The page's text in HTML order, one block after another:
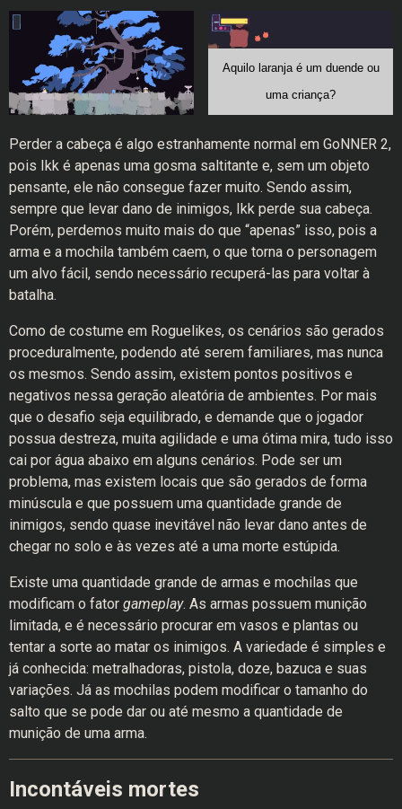
Aquilo laranja é um duende ou
uma criança?
Perder a cabeça é algo estranhamente normal em GoNNER 2,
pois Ikk é apenas uma gosma saltitante e, sem um objeto
pensante, ele não consegue fazer muito. Sendo assim,
sempre que levar dano de inimigos, Ikk perde sua cabeça.
Porém, perdemos muito mais do que “apenas” isso, pois a
arma e a mochila também caem, o que torna o personagem
um alvo fácil, sendo necessário recuperá-las para voltar à
batalha.
Como de costume em Roguelikes, os cenários são gerados
proceduralmente, podendo até serem familiares, mas nunca
os mesmos. Sendo assim, existem pontos positivos e
negativos nessa geração aleatória de ambientes. Por mais
que o desafio seja equilibrado, e demande que o jogador
possua destreza, muita agilidade e uma ótima mira, tudo isso
cai por água abaixo em alguns cenários. Pode ser um
problema, mas existem locais que são gerados de forma
minúscula e que possuem uma quantidade grande de
inimigos, sendo quase inevitável não levar dano antes de
chegar no solo e às vezes até a uma morte estúpida.
Existe uma quantidade grande de armas e mochilas que
modificam o fator gameplay. As armas possuem munição
limitada, e é necessário procurar em vasos e plantas ou
tentar a sorte ao matar os inimigos. A variedade é simples e
já conhecida: metralhadoras, pistola, doze, bazuca e suas
variações. Já as mochilas podem modificar o tamanho do
salto que se pode dar ou até mesmo a quantidade de
munição de uma arma.
Incontáveis mortes